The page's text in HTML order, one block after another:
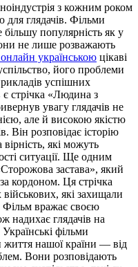
з кожним роком
для глядачів. Фільми
популярність як у
не лише розважають
українською цікаві
його проблеми
успішних
є стрічка «Людина з
увагу глядачів не
але й високою якістю
Він розповідає історію
які можуть
ситуації. Ще одним
застава», який
кордоном. Ця стрічка
які захищали
вражає своєю
надихає глядачів на
фільми
життя нашої країни — від
Вони розповідають